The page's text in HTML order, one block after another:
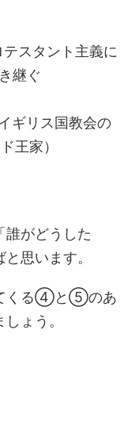
スタント主義に
継ぐ
ギリス国教会の
王家）
誰がどうした
思います。
てくる④と⑤のあ
ょう。